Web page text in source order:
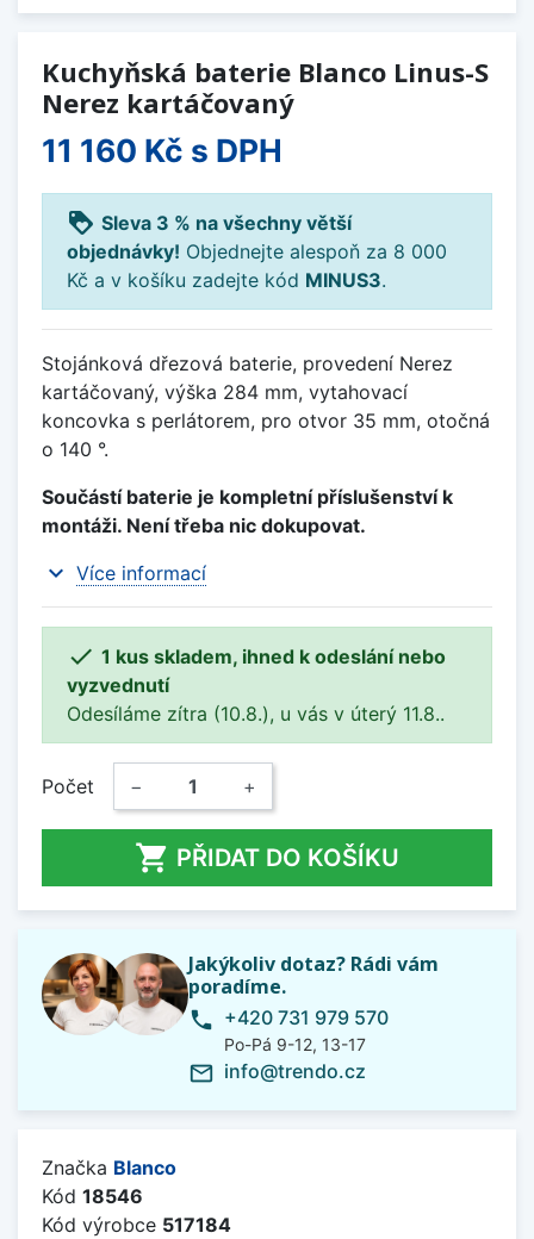
Kuchyňská baterie Blanco Linus-S
Nerez kartáčovaný
11 160 Kč s DPH
loyalty Sleva 3 % na všechny větší
objednávky! Objednejte alespoň za 8 000
Kč a v košíku zadejte kód MINUS3.
Stojánková dřezová baterie, provedení Nerez
kartáčovaný, výška 284 mm, vytahovací
koncovka s perlátorem, pro otvor 35 mm, otočná
o 140 °.
Součástí baterie je kompletní příslušenství k
montáži. Není třeba nic dokupovat.
expand_more Více informací
 1 kus skladem, ihned k odeslání nebo
vyzvednutí
Odesíláme zítra (10.8.), u vás v úterý 11.8..
Počet − +
 PŘIDAT DO KOŠÍKU
Jakýkoliv dotaz? Rádi vám
poradíme.
phone +420 731 979 570
Po-Pá 9-12, 13-17
mail_outline info@trendo.cz
Značka Blanco
Kód 18546
Kód výrobce 517184